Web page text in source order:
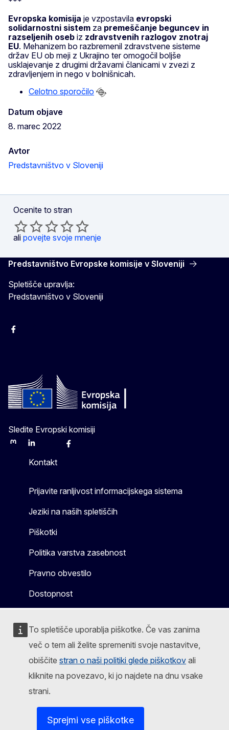
To spletišče uporablja piškotke. Če vas zanima
več o tem ali želite spremeniti svoje nastavitve,
obiščite stran o naši politiki glede piškotkov ali
kliknite na povezavo, ki jo najdete na dnu vsake
strani.
Sprejmi vse piškotke
Evropska komisija je vzpostavila evropski
solidarnostni sistem za premeščanje beguncev in
razseljenih oseb iz zdravstvenih razlogov znotraj
EU. Mehanizem bo razbremenil zdravstvene sisteme
držav EU ob meji z Ukrajino ter omogočil boljše
usklajevanje z drugimi državami članicami v zvezi z
zdravljenjem in nego v bolnišnicah.
Celotno sporočilo
Datum objave
8. marec 2022
Avtor
Predstavništvo v Sloveniji
Ocenite to stran
ali povejte svoje mnenje
Predstavništvo Evropske komisije v Sloveniji
Spletišče upravlja:
Predstavništvo v Sloveniji
Facebook
Sledite Evropski komisiji
MastodonLinkedInBlueskyFacebook
Kontakt
Prijavite ranljivost informacijskega sistema
Jeziki na naših spletiščih
Piškotki
Politika varstva zasebnost
Pravno obvestilo
Dostopnost